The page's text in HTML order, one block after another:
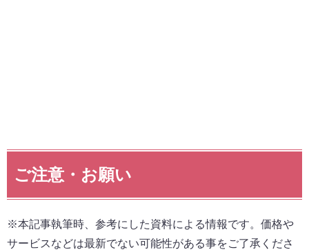
ご注意・お願い
※本記事執筆時、参考にした資料による情報です。価格や
サービスなどは最新でない可能性がある事をご了承くださ